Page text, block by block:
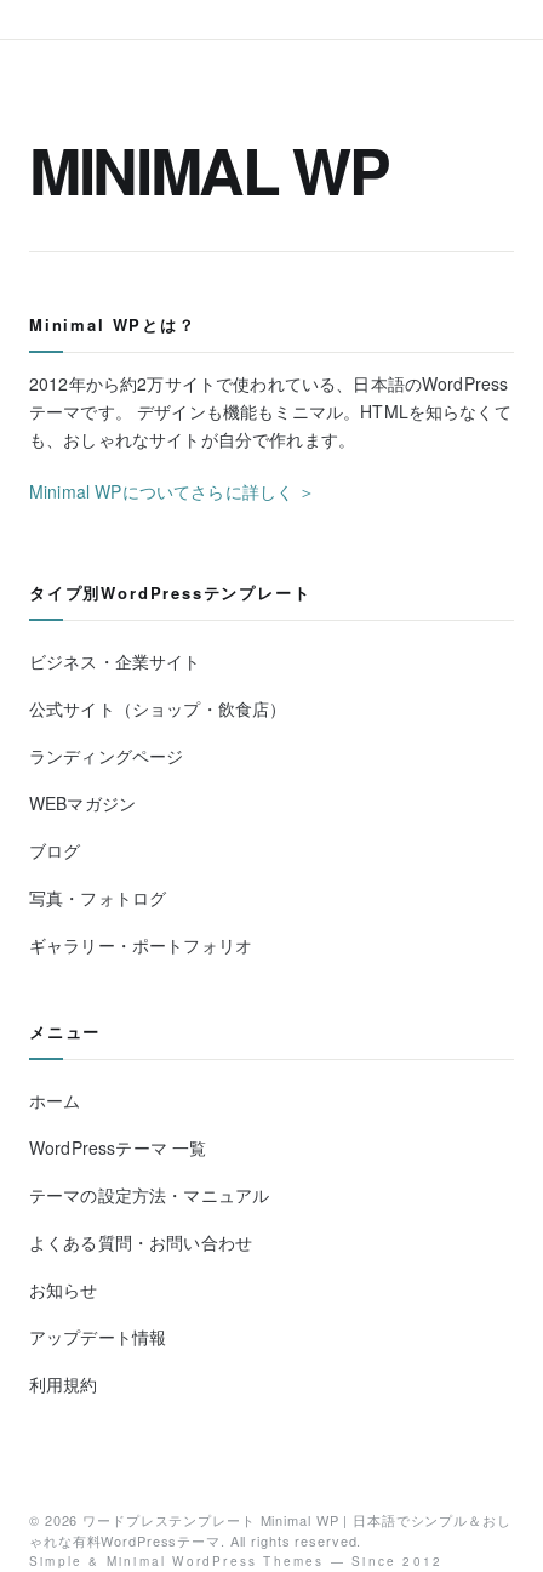
MINIMAL WP
Minimal WPとは？
2012年から約2万サイトで使われている、日本語のWordPress
テーマです。 デザインも機能もミニマル。HTMLを知らなくて
も、おしゃれなサイトが自分で作れます。
Minimal WPについてさらに詳しく ＞
タイプ別WordPressテンプレート
ビジネス・企業サイト
公式サイト（ショップ・飲食店）
ランディングページ
WEBマガジン
ブログ
写真・フォトログ
ギャラリー・ポートフォリオ
メニュー
ホーム
WordPressテーマ 一覧
テーマの設定方法・マニュアル
よくある質問・お問い合わせ
お知らせ
アップデート情報
利用規約
© 2026 ワードプレステンプレート Minimal WP | 日本語でシンプル＆おし
ゃれな有料WordPressテーマ. All rights reserved.
Simple & Minimal WordPress Themes — Since 2012